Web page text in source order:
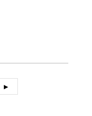
►